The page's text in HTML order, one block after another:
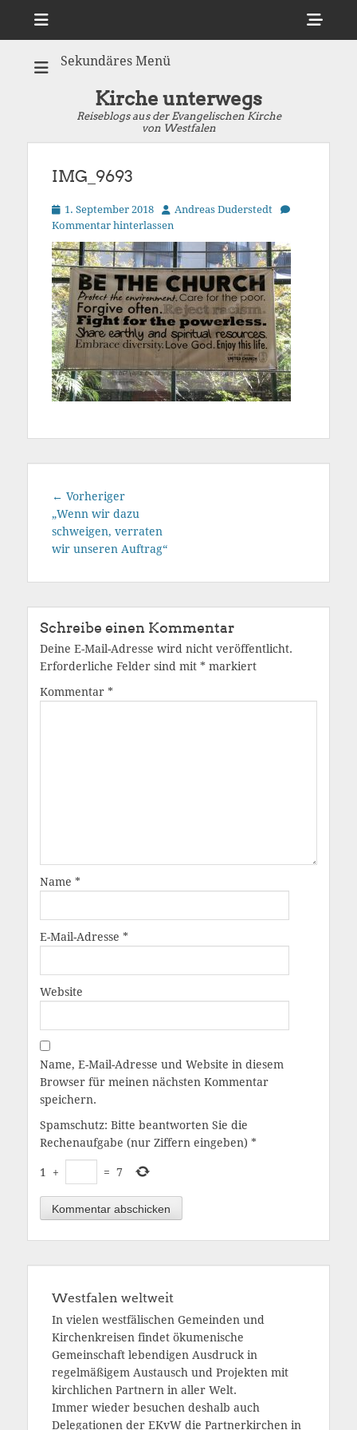
Sekundäres Menü
Kirche unterwegs
Reiseblogs aus der Evangelischen Kirche
von Westfalen
IMG_9693
Veröffentlicht
am
1. September 2018 AutorAndreas Duderstedt
Kommentar hinterlassen
Beitragsnavigation
← VorherigerVorheriger
Beitrag:
„Wenn wir dazu
schweigen, verraten
wir unseren Auftrag“
Schreibe einen Kommentar
Deine E-Mail-Adresse wird nicht veröffentlicht.
Erforderliche Felder sind mit * markiert
Kommentar *
Name *
E-Mail-Adresse *
Website
Name, E-Mail-Adresse und Website in diesem
Browser für meinen nächsten Kommentar
speichern.
Spamschutz: Bitte beantworten Sie die
Rechenaufgabe (nur Ziffern eingeben) *
1 + = 7
Westfalen weltweit
In vielen westfälischen Gemeinden und
Kirchenkreisen findet ökumenische
Gemeinschaft lebendigen Ausdruck in
regelmäßigem Austausch und Projekten mit
kirchlichen Partnern in aller Welt.
Immer wieder besuchen deshalb auch
Delegationen der EKvW die Partnerkirchen in